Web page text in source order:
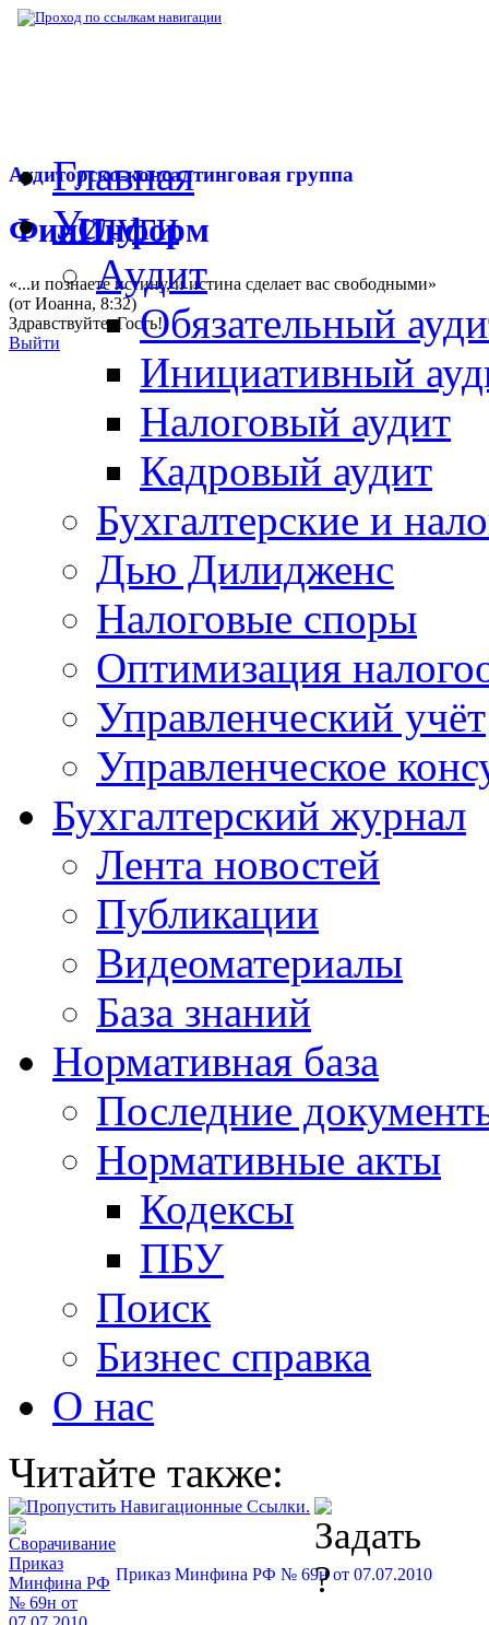
Аудиторско-консалтинговая группа
ФинИнформ
«...и познаете истину, и истина сделает вас свободными»
(от Иоанна, 8:32)
Здравствуйте,Гость!
Выйти
Главная
Услуги
Аудит
Обязательный
Инициативный
Налоговый аудит
Кадровый аудит
Бухгалтерские и
Дью Дилидженс
Налоговые споры
Оптимизация
Управленческий учёт
Управленческое
Бухгалтерский журнал
Лента новостей
Публикации
Видеоматериалы
База знаний
Нормативная база
Последние
Нормативные акты
Кодексы
ПБУ
Поиск
Бизнес справка
О нас
Читайте также:
Приказ Минфина РФ № 69н от 07.07.2010